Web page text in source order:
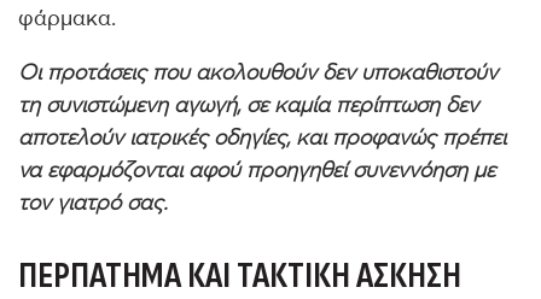
φάρμακα.
Οι προτάσειςπου ακολουθούν δεν υποκαθιστούν
τη συνιστώμενη αγωγή, σε καμία περίπτωση δεν
αποτελούν ιατρικές οδηγίες, και προφανώς πρέπει
να εφαρμόζονται αφού προηγηθεί συνεννόηση με
τον γιατρό σας.
ΠΕΡΠΆΤΗΜΑ ΚΑΙ ΤΑΚΤΙΚΉ ΆΣΚΗΣΗ